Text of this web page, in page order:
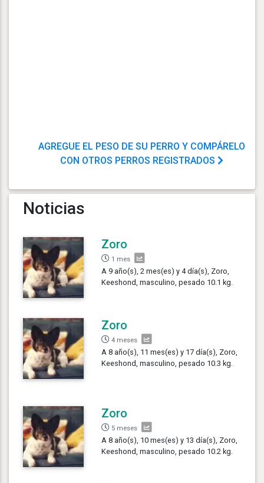
AGREGUE EL PESO DE SU PERRO Y COMPÁRELO
CON OTROS PERROS REGISTRADOS
Noticias
Zoro
1 mes
A 9 año(s), 2 mes(es) y 4 día(s), Zoro,
Keeshond, masculino, pesado 10.1 kg.
Zoro
4 meses
A 8 año(s), 11 mes(es) y 17 día(s), Zoro,
Keeshond, masculino, pesado 10.3 kg.
Zoro
5 meses
A 8 año(s), 10 mes(es) y 13 día(s), Zoro,
Keeshond, masculino, pesado 10.2 kg.